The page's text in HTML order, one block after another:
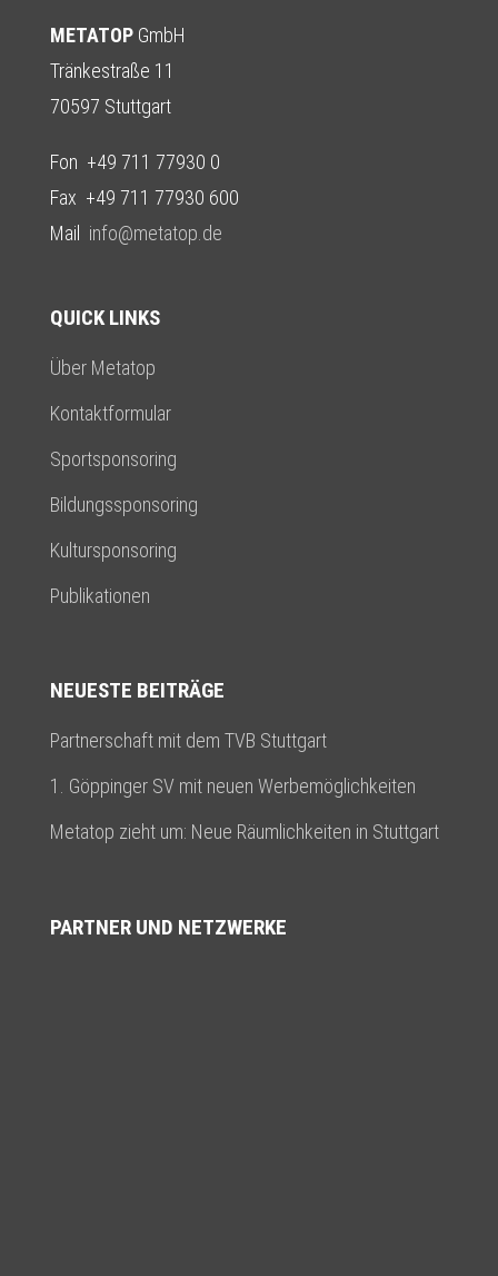
METATOPGmbH
Tränkestraße 11
70597 Stuttgart
Fon +49 711 77930 0
Fax +49 711 77930 600
Mail info@metatop.de
QUICK LINKS
Über Metatop
Kontaktformular
Sportsponsoring
Bildungssponsoring
Kultursponsoring
Publikationen
NEUESTE BEITRÄGE
Partnerschaft mit dem TVB Stuttgart
1. Göppinger SV mit neuen Werbemöglichkeiten
Metatop zieht um: Neue Räumlichkeiten in Stuttgart
PARTNER UND NETZWERKE